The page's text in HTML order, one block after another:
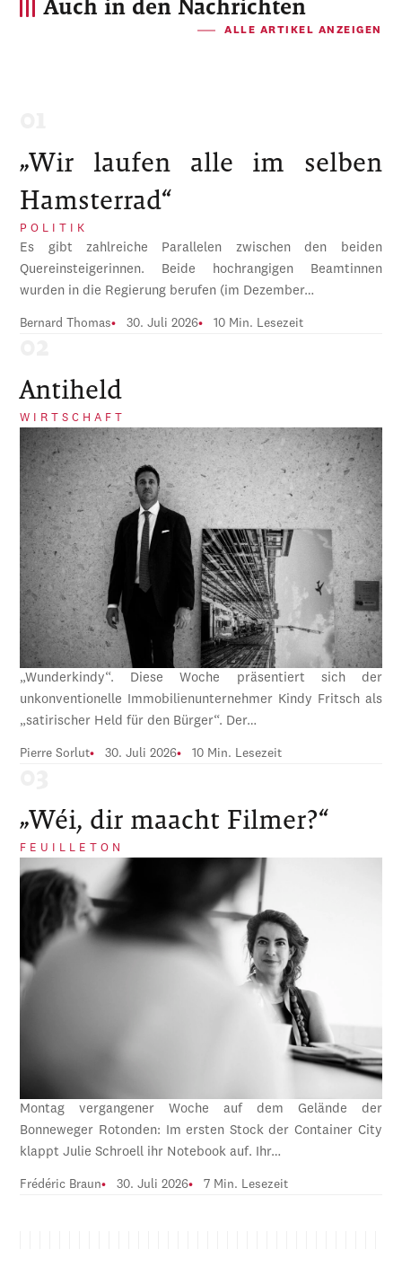
Auch in den Nachrichten
ALLE ARTIKEL ANZEIGEN
„Wir laufen alle im selben
Hamsterrad“
POLITIK
Es gibt zahlreiche Parallelen zwischen den beiden
Quereinsteigerinnen. Beide hochrangigen Beamtinnen
wurden in die Regierung berufen (im Dezember…
Bernard Thomas 30. Juli 2026 10 Min. Lesezeit
Antiheld
WIRTSCHAFT
„Wunderkindy“. Diese Woche präsentiert sich der
unkonventionelle Immobilienunternehmer Kindy Fritsch als
„satirischer Held für den Bürger“. Der…
Pierre Sorlut 30. Juli 2026 10 Min. Lesezeit
„Wéi, dir maacht Filmer?“
FEUILLETON
Montag vergangener Woche auf dem Gelände der
Bonneweger Rotonden: Im ersten Stock der Container City
klappt Julie Schroell ihr Notebook auf. Ihr…
Frédéric Braun 30. Juli 2026 7 Min. Lesezeit